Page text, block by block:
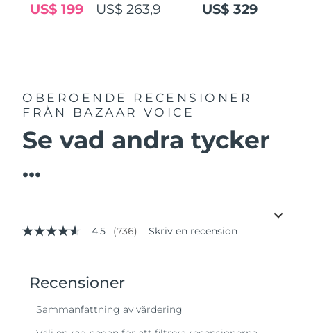
US$ 263,9
US$ 199 US$ 329
OBEROENDE RECENSIONER
FRÅN BAZAAR VOICE
Se vad andra tycker
...
4.5
genomsnittligt
betyg.
736
4.5 (736) Skriv en recension